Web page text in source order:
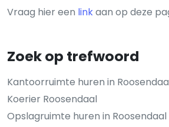
Vraag hier een linkaan op deze
Zoek op trefwoord
Kantoorruimte huren in
Koerier Roosendaal
Opslagruimte huren in Roosendaal